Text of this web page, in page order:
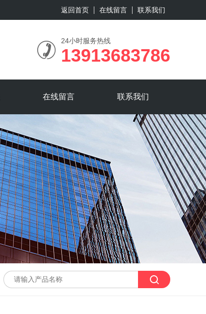
返回首页 在线留言 联系我们
24小时服务热线
13913683786
在线留言 联系我们